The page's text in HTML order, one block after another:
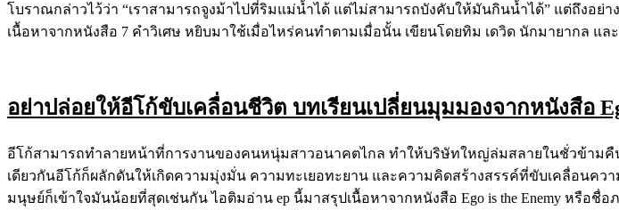
โบราณกล่าวไว้ว่า “เราสามารถจูงม้าไปที่ริมแม่น้ำได้ แต่ไม่สามารถบังคับให้มันกินน้ำได้” แต่ถึงอย่
เนื้อหาจากหนังสือ 7 คำวิเศษ หยิบมาใช้เมื่อไหร่คนทำตามเมื่อนั้น เขียนโดยทิม เดวิด นักมายากล แล
อย่าปล่อยให้อีโก้ขับเคลื่อนชีวิต บทเรียนเปลี่ยนมุมมองจากหนังสือ
อีโก้สามารถทำลายหน้าที่การงานของคนหนุ่มสาวอนาคตไกล ทำให้บริษัทใหญ่ล่มสลายในชั่วข้าม
เดียวกันอีโก้ก็ผลักดันให้เกิดความมุ่งมั่น ความทะเยอทะยาน และความคิดสร้างสรรค์ที่ขับเคลื่อน
มนุษย์ก็เข้าใจมันน้อยที่สุดเช่นกัน ไอติมอ่าน ep นี้มาสรุปเนื้อหาจากหนังสือ Ego is the Enemy หรือ